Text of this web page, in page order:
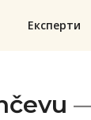
Експерти